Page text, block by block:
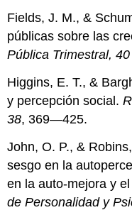
Fields, J. M., &
públicas sobre las
Pública Trimestral, 40
Higgins, E. T., &
y percepción social.
38, 369—425.
John, O. P., &
sesgo en la
en la auto-mejora y
de Personalidad y